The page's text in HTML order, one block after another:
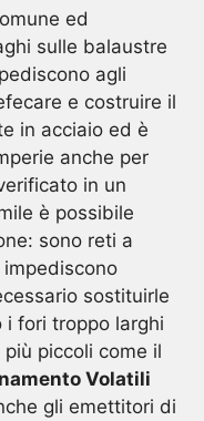
ed
sulle balaustre
agli
e costruire il
in acciaio ed è
anche per
in un
è possibile
sono reti a
sostituirle
i fori troppo larghi
piccoli come il
Volatili
gli emettitori di